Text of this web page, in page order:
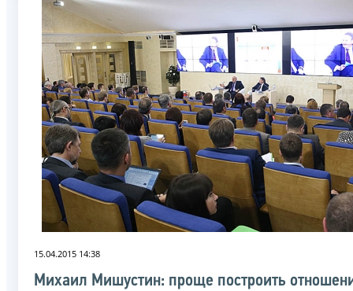
15.04.2015 14:38
Михаил Мишустин: проще построить